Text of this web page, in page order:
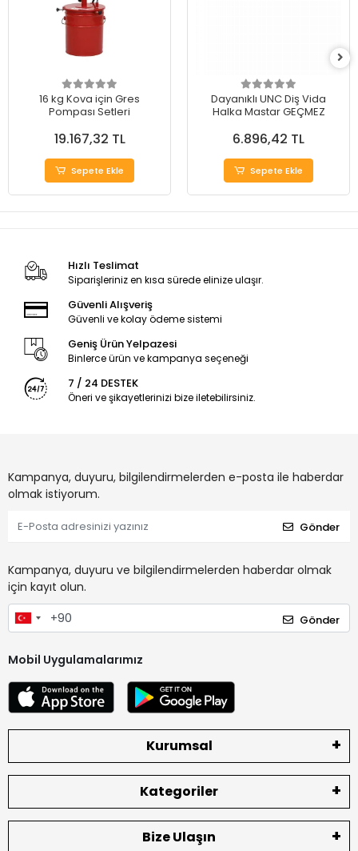
16 kg Kova için Gres
Pompası Setleri
19.167,32 TL
Sepete Ekle
Dayanıklı UNC Diş Vida
Halka Mastar GEÇMEZ
6.896,42 TL
Sepete Ekle
Hızlı Teslimat
Siparişleriniz en kısa sürede elinize ulaşır.
Güvenli Alışveriş
Güvenli ve kolay ödeme sistemi
Geniş Ürün Yelpazesi
Binlerce ürün ve kampanya seçeneği
7 / 24 DESTEK
Öneri ve şikayetlerinizi bize iletebilirsiniz.
Kampanya, duyuru, bilgilendirmelerden e-posta ile haberdar
olmak istiyorum.
Gönder
Kampanya, duyuru ve bilgilendirmelerden haberdar olmak
için kayıt olun.
Gönder
Mobil Uygulamalarımız
Kurumsal
Kategoriler
Bize Ulaşın